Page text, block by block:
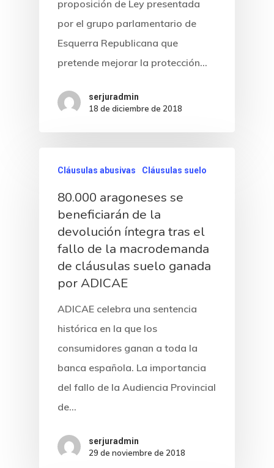
proposición de Ley presentada
por el grupo parlamentario de
Esquerra Republicana que
pretende mejorar la protección…
serjuradmin
18 de diciembre de 2018
Cláusulas abusivas Cláusulas suelo
80.000 aragoneses se
beneficiarán de la
devolución íntegra tras el
fallo de la macrodemanda
de cláusulas suelo ganada
por ADICAE
ADICAE celebra una sentencia
histórica en la que los
consumidores ganan a toda la
banca española. La importancia
del fallo de la Audiencia Provincial
de…
serjuradmin
29 de noviembre de 2018